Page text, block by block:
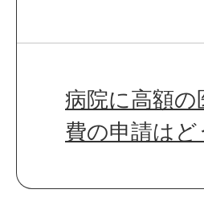
病院に高額
費の申請は